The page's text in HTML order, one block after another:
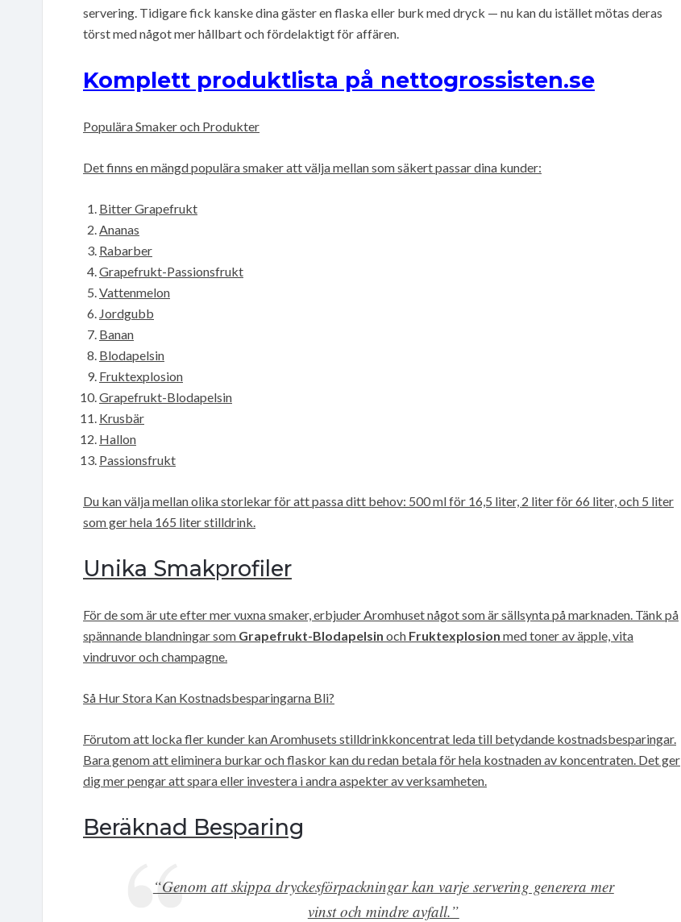
servering. Tidigare fick kanske dina gäster en flaska eller burk med dryck — nu kan du istället mötas deras
törst med något mer hållbart och fördelaktigt för affären.
Komplett produktlista på nettogrossisten.se
Populära Smaker och Produkter
Det finns en mängd populära smaker att välja mellan som säkert passar dina kunder:
Bitter Grapefrukt
Ananas
Rabarber
Grapefrukt-Passionsfrukt
Vattenmelon
Jordgubb
Banan
Blodapelsin
Fruktexplosion
Grapefrukt-Blodapelsin
Krusbär
Hallon
Passionsfrukt
Du kan välja mellan olika storlekar för att passa ditt behov: 500 ml för 16,5 liter, 2 liter för 66 liter, och 5 liter
som ger hela 165 liter stilldrink.
Unika Smakprofiler
För de som är ute efter mer vuxna smaker, erbjuder Aromhuset något som är sällsynta på marknaden. Tänk på
spännande blandningar som Grapefrukt-Blodapelsin och Fruktexplosion med toner av äpple, vita
vindruvor och champagne.
Så Hur Stora Kan Kostnadsbesparingarna Bli?
Förutom att locka fler kunder kan Aromhusets stilldrinkkoncentrat leda till betydande kostnadsbesparingar.
Bara genom att eliminera burkar och flaskor kan du redan betala för hela kostnaden av koncentraten. Det ger
dig mer pengar att spara eller investera i andra aspekter av verksamheten.
Beräknad Besparing
“Genom att skippa dryckesförpackningar kan varje servering generera mer
vinst och mindre avfall.”